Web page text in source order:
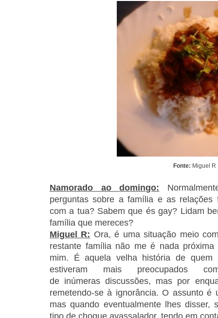
Fonte: Miguel R
Namorado ao domingo:
perguntas sobre a família e as relações
com a tua? Sabem que és gay? Lidam
família que mereces?
Miguel R: Ora, é uma situação meio
restante família não me é nada
mim. É aquela velha história de
estiveram mais preocupados
de inúmeras discussões, mas por
remetendo-se à ignorância. O assunto é
mas quando eventualmente lhes disser,